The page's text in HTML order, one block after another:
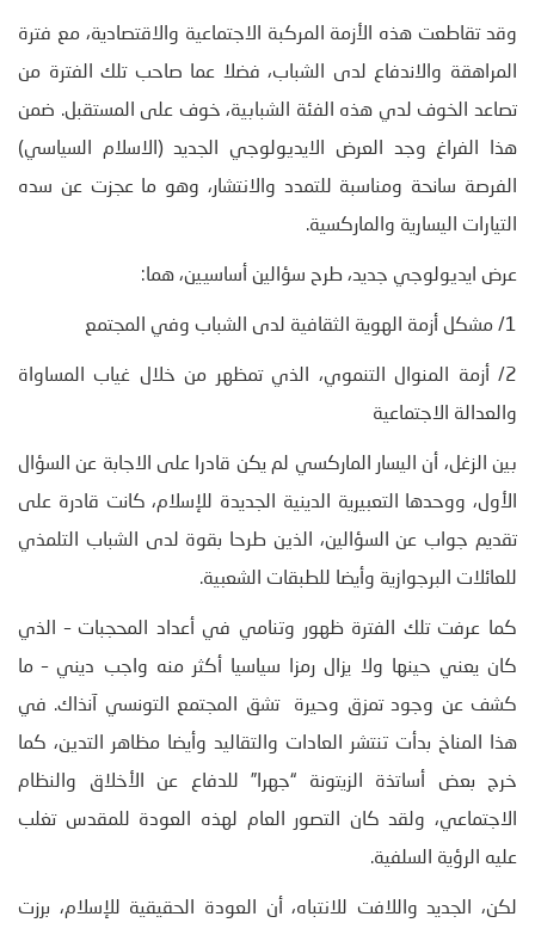
وقد تقاطعت هذه الأزمة المركبة الاجتماعية والاقتصادية، مع فترة
المراهقة والاندفاع لدى الشباب، فضلا عما صاحب تلك الفترة من
تصاعد الخوف لدي هذه الفئة الشبابية، خوف على المستقبل. ضمن
هذا الفراغ وجد العرض الايديولوجي الجديد (الاسلام السياسي)
الفرصة سانحة ومناسبة للتمدد والانتشار، وهو ما عجزت عن سده
التيارات اليسارية والماركسية.
عرض ايديولوجي جديد، طرح سؤالين أساسيين، هما:
1/ مشكل أزمة الهوية الثقافية لدى الشباب وفي المجتمع
2/ أزمة المنوال التنموي، الذي تمظهر من خلال غياب المساواة
والعدالة الاجتماعية
بين الزغل، أن اليسار الماركسي لم يكن قادرا على الاجابة عن السؤال
الأول، ووحدها التعبيرية الدينية الجديدة للإسلام، كانت قادرة على
تقديم جواب عن السؤالين، الذين طرحا بقوة لدى الشباب التلمذي
للعائلات البرجوازية وأيضا للطبقات الشعبية.
كما عرفت تلك الفترة ظهور وتنامي في أعداد المحجبات – الذي
كان يعني حينها ولا يزال رمزا سياسيا أكثر منه واجب ديني – ما
كشف عن وجود تمزق وحيرة تشق المجتمع التونسي آنذاك. في
هذا المناخ بدأت تنتشر العادات والتقاليد وأيضا مظاهر التدين، كما
خرج بعض أساتذة الزيتونة “جهرا” للدفاع عن الأخلاق والنظام
الاجتماعي، ولقد كان التصور العام لهذه العودة للمقدس تغلب
عليه الرؤية السلفية.
لكن، الجديد واللافت للانتباه، أن العودة الحقيقية للإسلام، برزت